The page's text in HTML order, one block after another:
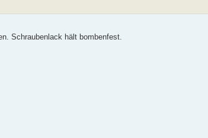
Schraubenlack hält bombenfest.